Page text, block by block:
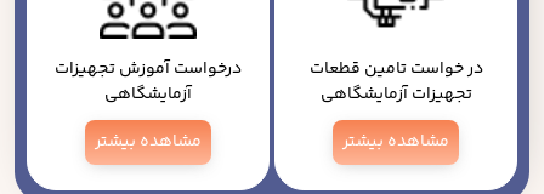
در خواست تامین قطعات
تجهیزات آزمایشگاهی
مشاهده بیشتر
درخواست آموزش تجهیزات
آزمایشگاهی
مشاهده بیشتر